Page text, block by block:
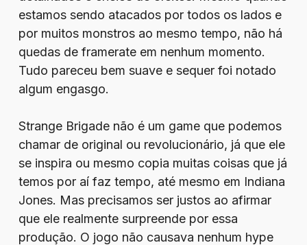
estamos sendo atacados por todos os lados e
por muitos monstros ao mesmo tempo, não há
quedas de framerate em nenhum momento.
Tudo pareceu bem suave e sequer foi notado
algum engasgo.
Strange Brigade não é um game que podemos
chamar de original ou revolucionário, já que ele
se inspira ou mesmo copia muitas coisas que já
temos por aí faz tempo, até mesmo em Indiana
Jones. Mas precisamos ser justos ao afirmar
que ele realmente surpreende por essa
produção. O jogo não causava nenhum hype